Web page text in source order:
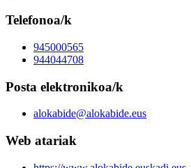
Telefonoa/k
945000565
944044708
Posta elektronikoa/k
alokabide@alokabide.eus
Web atariak